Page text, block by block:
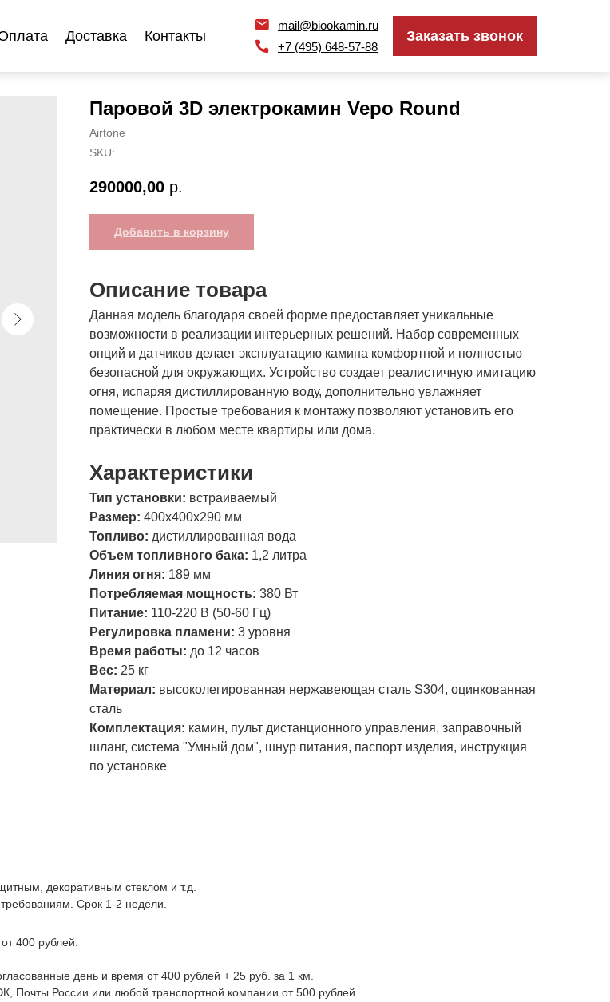
Доставка Контакты Заказать звонок
+7 (495) 648-57-88
mail@biookamin.ru
Доставка Контакты Заказать звонок
+7 (495) 648-57-88
mail@biookamin.ru
Паровой 3D электрокамин Vepo Round
Airtone
SKU:
290000,00 р.
Добавить в корзину
Описание товара
Данная модель благодаря своей форме предоставляет уникальные
возможности в реализации интерьерных решений. Набор современных
опций и датчиков делает эксплуатацию камина комфортной и полностью
безопасной для окружающих. Устройство создает реалистичную имитацию
огня, испаряя дистиллированную воду, дополнительно увлажняет
помещение. Простые требования к монтажу позволяют установить его
практически в любом месте квартиры или дома.
Характеристики
Тип установки: встраиваемый
Размер: 400х400х290 мм
Топливо: дистиллированная вода
Объем топливного бака: 1,2 литра
Линия огня: 189 мм
Потребляемая мощность: 380 Вт
Питание: 110-220 В (50-60 Гц)
Регулировка пламени: 3 уровня
Время работы: до 12 часов
Вес: 25 кг
Материал: высоколегированная нержавеющая сталь S304, оцинкованная
сталь
Комплектация: камин, пульт дистанционного управления, заправочный
шланг, система "Умный дом", шнур питания, паспорт изделия, инструкция
по установке
декоративным стеклом и т.д.
Срок 1-2 недели.
400 рублей.
день и время от 400 рублей + 25 руб. за 1 км.
Почты России или любой транспортной компании от 500 рублей.